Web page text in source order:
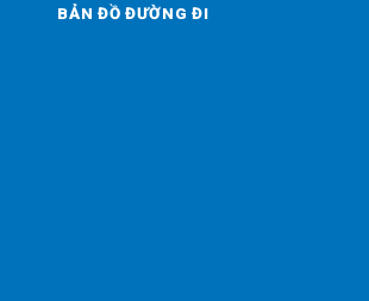
BẢN ĐỒ ĐƯỜNG ĐI